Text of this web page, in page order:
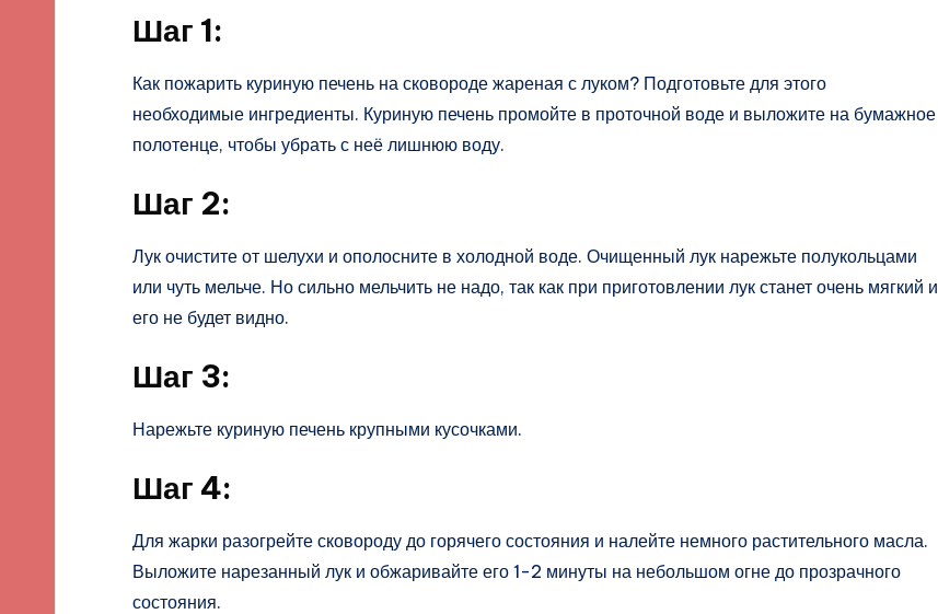
Шаг 1:
Как пожарить куриную печень на сковороде жареная с луком? Подготовьте для этого
необходимые ингредиенты. Куриную печень промойте в проточной воде и выложите на бумажное
полотенце, чтобы убрать с неё лишнюю воду.
Шаг 2:
Лук очистите от шелухи и ополосните в холодной воде. Очищенный лук нарежьте полукольцами
или чуть мельче. Но сильно мельчить не надо, так как при приготовлении лук станет очень мягкий и
его не будет видно.
Шаг 3:
Нарежьте куриную печень крупными кусочками.
Шаг 4:
Для жарки разогрейте сковороду до горячего состояния и налейте немного растительного масла.
Выложите нарезанный лук и обжаривайте его 1-2 минуты на небольшом огне до прозрачного
состояния.